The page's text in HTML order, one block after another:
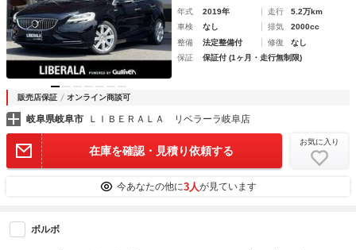
年式 2019年 走行
5.2万km
車検
なし 排気
2000cc
整備
法定整備付 修復
なし
保証
保証付 (1ヶ月・走行無制限)
販売店保証 オンライン商談可
岐阜県岐阜市 ＬＩＢＥＲＡＬＡ リベラーラ岐阜店
在庫を確認・見積り依頼する
お気に入り
今あなたの他に3人が見ています
ボルボ